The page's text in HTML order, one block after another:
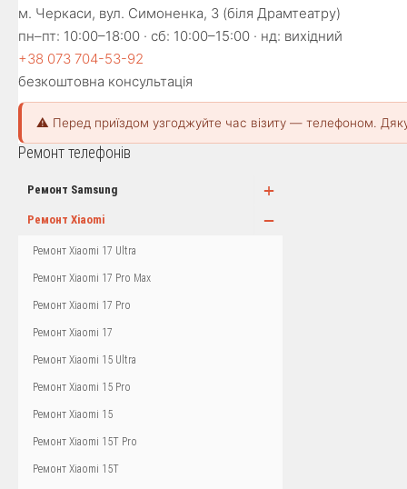
м. Черкаси, вул. Симоненка, 3 (біля Драмтеатру)
пн–пт: 10:00–18:00 · сб: 10:00–15:00 · нд: вихідний
+38 073 704-53-92
безкоштовна консультація
⚠️ Перед приїздом узгоджуйте час візиту — телефоном.
Ремонт телефонів
Ремонт Samsung +
Ремонт Xiaomi −
Ремонт Xiaomi 17 Ultra
Ремонт Xiaomi 17 Pro Max
Ремонт Xiaomi 17 Pro
Ремонт Xiaomi 17
Ремонт Xiaomi 15 Ultra
Ремонт Xiaomi 15 Pro
Ремонт Xiaomi 15
Ремонт Xiaomi 15T Pro
Ремонт Xiaomi 15T